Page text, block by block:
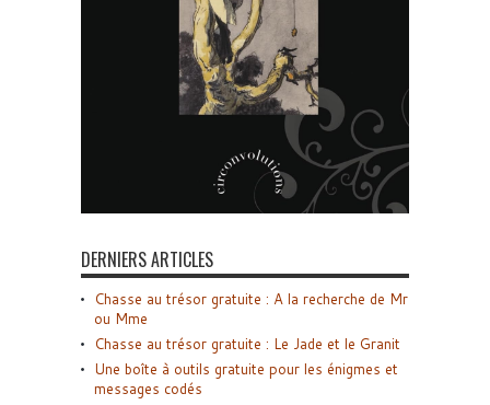
DERNIERS ARTICLES
Chasse au trésor gratuite : A la recherche de Mr
ou Mme
Chasse au trésor gratuite : Le Jade et le Granit
Une boîte à outils gratuite pour les énigmes et
messages codés